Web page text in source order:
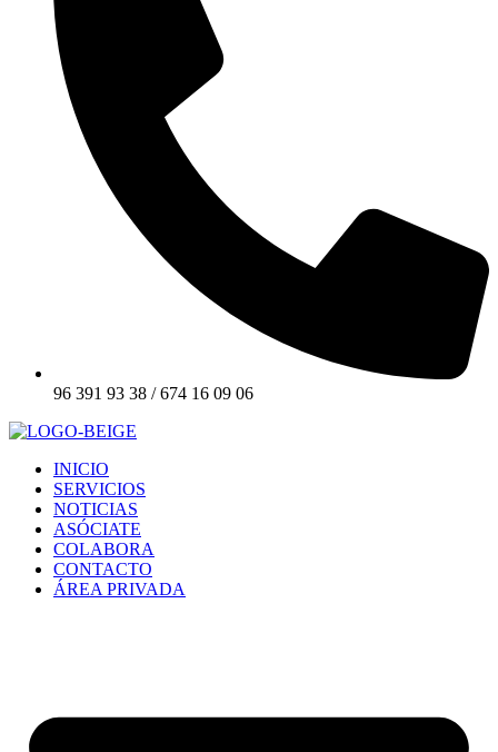
96 391 93 38 / 674 16 09 06
INICIO
SERVICIOS
NOTICIAS
ASÓCIATE
COLABORA
CONTACTO
ÁREA PRIVADA